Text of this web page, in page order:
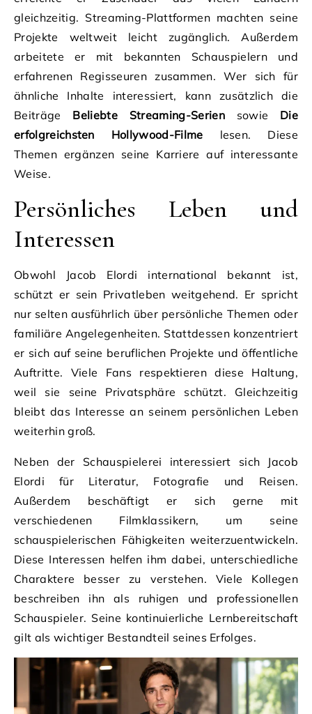
gleichzeitig. Streaming-Plattformen machten seine
Projekte weltweit leicht zugänglich. Außerdem
arbeitete er mit bekannten Schauspielern und
erfahrenen Regisseuren zusammen. Wer sich für
ähnliche Inhalte interessiert, kann zusätzlich die
Beiträge Beliebte Streaming-Seriensowie Die
erfolgreichsten Hollywood-Filme lesen. Diese
Themen ergänzen seine Karriere auf interessante
Weise.
Persönliches Leben und
Interessen
Obwohl Jacob Elordi international bekannt ist,
schützt er sein Privatleben weitgehend. Er spricht
nur selten ausführlich über persönliche Themen oder
familiäre Angelegenheiten. Stattdessen konzentriert
er sich auf seine beruflichen Projekte und öffentliche
Auftritte. Viele Fans respektieren diese Haltung,
weil sie seine Privatsphäre schützt. Gleichzeitig
bleibt das Interesse an seinem persönlichen Leben
weiterhin groß.
Neben der Schauspielerei interessiert sich Jacob
Elordi für Literatur, Fotografie und Reisen.
Außerdem beschäftigt er sich gerne mit
verschiedenen Filmklassikern, um seine
schauspielerischen Fähigkeiten weiterzuentwickeln.
Diese Interessen helfen ihm dabei, unterschiedliche
Charaktere besser zu verstehen. Viele Kollegen
beschreiben ihn als ruhigen und professionellen
Schauspieler. Seine kontinuierliche Lernbereitschaft
gilt als wichtiger Bestandteil seines Erfolges.